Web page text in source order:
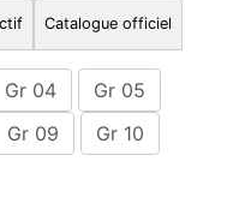
Catalogue officiel
Gr 04
Gr 05
Gr 09
Gr 10